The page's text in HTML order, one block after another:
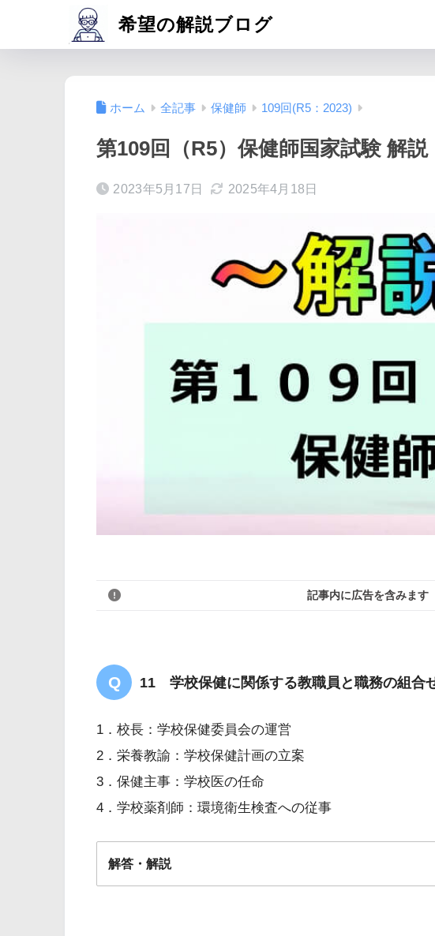
希望の解説ブログ
ホーム 全記事 保健師 109回(R5：2023)
第109回（R5）保健師国家試験 解説
2023年5月17日 2025年4月18日
記事内に広告を含みます
11 学校保健に関係する教職員と職務の組合
1．校長：学校保健委員会の運営
2．栄養教諭：学校保健計画の立案
3．保健主事：学校医の任命
4．学校薬剤師：環境衛生検査への従事
解答・解説